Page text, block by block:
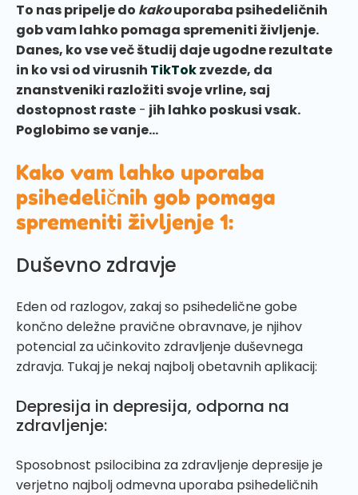
To nas pripelje do kakouporaba psihedeličnih
gob vam lahko pomaga spremeniti življenje.
Danes, ko vse več študij daje ugodne rezultate
in ko vsi od virusnih TikTokzvezde, da
znanstveniki razložiti svoje vrline, saj
dostopnost raste - jih lahko poskusi vsak.
Poglobimo se vanje...
Kako vam lahko uporaba
psihedeličnih gob pomaga
spremeniti življenje 1:
Duševno zdravje
Eden od razlogov, zakaj so psihedelične gobe
končno deležne pravične obravnave, je njihov
potencial za učinkovito zdravljenje duševnega
zdravja. Tukaj je nekaj najbolj obetavnih aplikacij:
Depresija in depresija, odporna na
zdravljenje:
Sposobnost psilocibina za zdravljenje depresije je
verjetno najbolj odmevna uporaba psihedeličnih